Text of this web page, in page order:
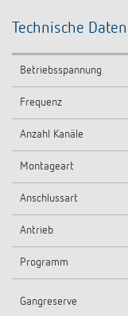
Technische Daten
Betriebsspannung
Frequenz
Anzahl Kanäle
Montageart
Anschlussart
Antrieb
Programm
Gangreserve